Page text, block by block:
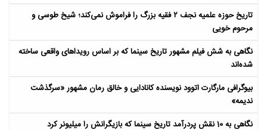
تاریخ حوزه علمیه نجف ۲ فقیه بزرگ را فراموش نمی‌کند؛ شیخ طوسی و
مرحوم خویی
نگاهی به شش فیلم مشهور تاریخ سینما که بر اساس رویداهای واقعی ساخته
شده‌اند
بیوگرافی مارگارت اتوود نویسنده کانادایی و خالق رمان مشهور «سرگذشت
ندیمه»
نگاهی به 10 نقش پردرآمد تاریخ سینما که بازیگرانش را میلیونر کرد